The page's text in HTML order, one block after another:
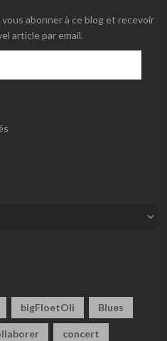
abonner à ce blog et recevoir
article par email.
bigFloetOli Blues
concert